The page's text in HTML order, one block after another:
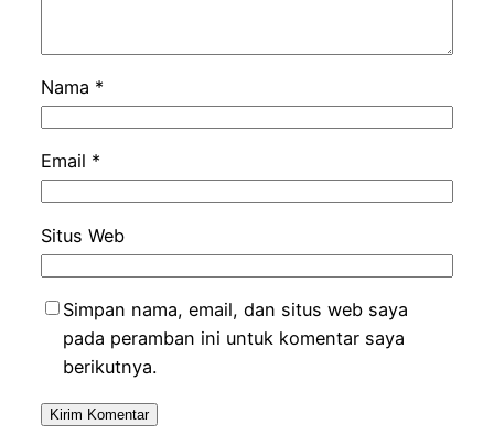
Nama *
Email *
Situs Web
Simpan nama, email, dan situs web saya
pada peramban ini untuk komentar saya
berikutnya.